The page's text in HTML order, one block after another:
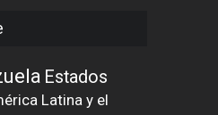
Estados
Latina y el